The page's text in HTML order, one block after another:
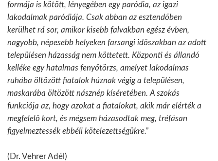
formája is kötött, lényegében egy paródia, az igazi
lakodalmak paródiája. Csak abban az esztendőben
kerülhet rá sor, amikor kisebb falvakban egész évben,
nagyobb, népesebb helyeken farsangi időszakban az adott
településen házasság nem köttetett. Központi és állandó
kelléke egy hatalmas fenyőtörzs, amelyet lakodalmas
ruhába öltözött fiatalok húznak végig a településen,
maskarába öltözött násznép kíséretében. A szokás
funkciója az, hogy azokat a fiatalokat, akik már elérték a
megfelelő kort, és mégsem házasodtak meg, tréfásan
figyelmeztessék ebbéli kötelezettségükre.”
(Dr. Vehrer Adél)